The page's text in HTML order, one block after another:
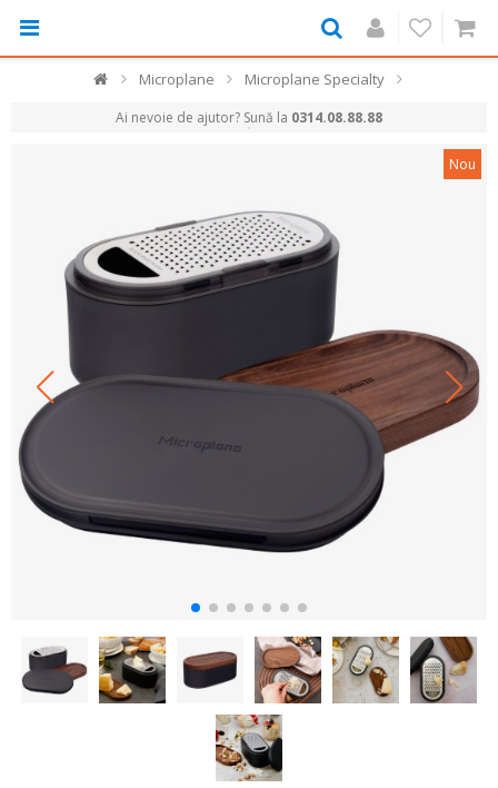
Microplane Microplane Specialty
Ai nevoie de ajutor? Sună la 0314.08.88.88
Nou